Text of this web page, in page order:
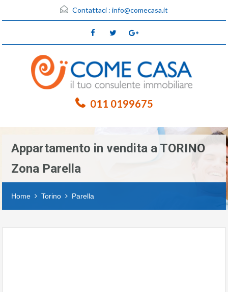
Contattaci : info@comecasa.it
011 0199675
Appartamento in vendita a TORINO
Zona Parella
Home Torino Parella